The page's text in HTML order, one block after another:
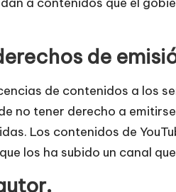
de
de contenidos a los
no tener derecho a
Los contenidos de
los ha subido un canal